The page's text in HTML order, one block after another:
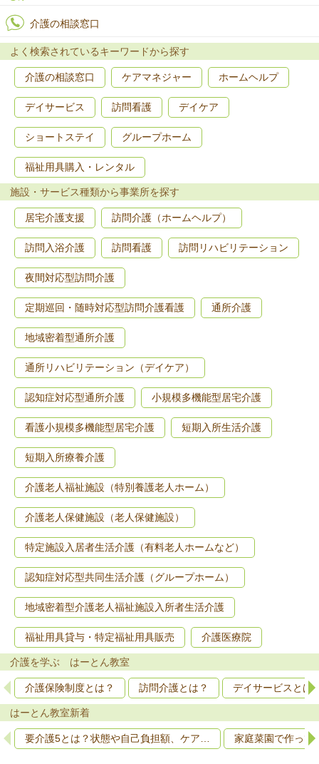
介護の相談窓口
よく検索されているキーワードから探す
介護の相談窓口 ケアマネジャー ホームヘルプ
デイサービス 訪問看護 デイケア
ショートステイ グループホーム
福祉用具購入・レンタル
施設・サービス種類から事業所を探す
居宅介護支援 訪問介護（ホームヘルプ）
訪問入浴介護 訪問看護 訪問リハビリテーション
夜間対応型訪問介護
定期巡回・随時対応型訪問介護看護 通所介護
地域密着型通所介護
通所リハビリテーション（デイケア）
認知症対応型通所介護 小規模多機能型居宅介護
看護小規模多機能型居宅介護 短期入所生活介護
短期入所療養介護
介護老人福祉施設（特別養護老人ホーム）
介護老人保健施設（老人保健施設）
特定施設入居者生活介護（有料老人ホームなど）
認知症対応型共同生活介護（グループホーム）
地域密着型介護老人福祉施設入所者生活介護
福祉用具貸与・特定福祉用具販売 介護医療院
介護を学ぶ はーとん教室
介護保険制度とは？ 訪問介護とは？ デイサービスとは
はーとん教室新着
要介護5とは？状態や自己負担額、ケア… 家庭菜園で作っ